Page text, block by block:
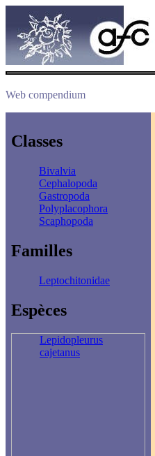
Web compendium
Classes
Bivalvia
Cephalopoda
Gastropoda
Polyplacophora
Scaphopoda
Familles
Leptochitonidae
Espèces
Lepidopleurus
cajetanus